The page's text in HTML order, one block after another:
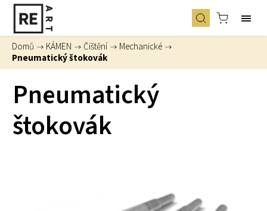
Domů / KÁMEN / Čištění / Mechanické /
Pneumatický štokovák
Pneumatický
štokovák